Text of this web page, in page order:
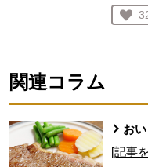
関連コラム
お
[記事